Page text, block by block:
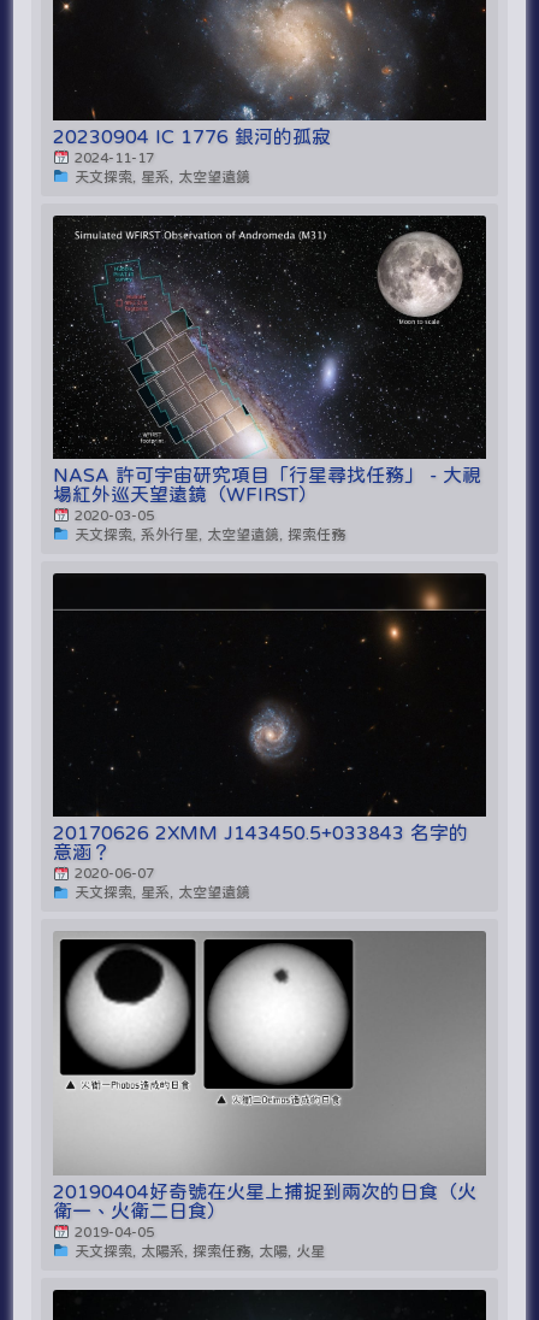
20230904 IC 1776 銀河的孤寂
2024-11-17
天文探索, 星系, 太空望遠鏡
NASA 許可宇宙研究項目「行星尋找任務」 - 大視
場紅外巡天望遠鏡（WFIRST）
2020-03-05
天文探索, 系外行星, 太空望遠鏡, 探索任務
20170626 2XMM J143450.5+033843 名字的
意涵？
2020-06-07
天文探索, 星系, 太空望遠鏡
20190404好奇號在火星上捕捉到兩次的日食（火
衛一、火衛二日食）
2019-04-05
天文探索, 太陽系, 探索任務, 太陽, 火星